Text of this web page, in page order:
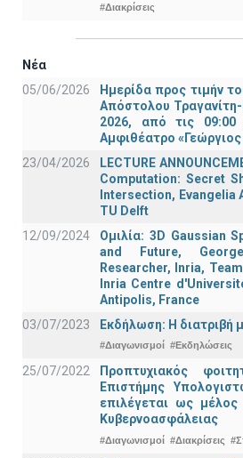
#Διακρίσεις
Νέα
05/06/2026
Ημερίδα προς τιμήν
Απόστολου
2026, από τις
Αμφιθέατρο «Γεώργιος
23/04/2026
LECTURE
Computation: Secret
Intersection, Evangelia
TU Delft
12/09/2024
Ομιλία: 3D Gaussian
and Future,
Researcher, Inria,
Inria Centre
Antipolis, France
03/07/2023
Εκδήλωση: Η διατριβή
#Διαγωνισμοί #Εκδηλώσεις
25/07/2022
Προπτυχιακός
Επιστήμης
επιλέγεται ως
Κυβερνοασφάλειας
#Διαγωνισμοί #Διακρίσεις